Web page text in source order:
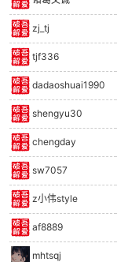
zj_tj
tjf336
dadaoshuai1990
shengyu30
chengday
sw7057
z小伟style
af8889
mhtsqj